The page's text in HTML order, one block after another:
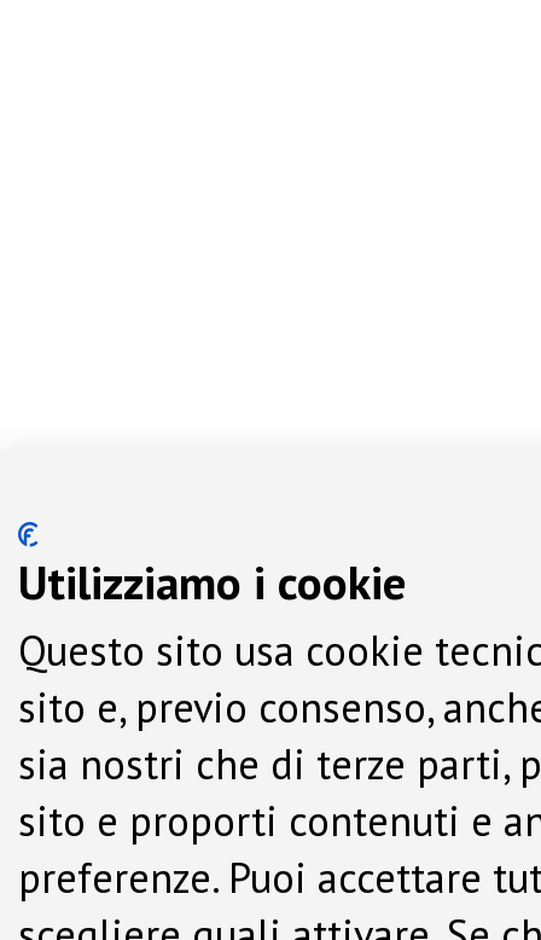
Utilizziamo i cookie
Questo sito usa cookie
sito e, previo consenso,
sia nostri che di terze parti,
sito e proporti contenuti e
preferenze. Puoi accettare